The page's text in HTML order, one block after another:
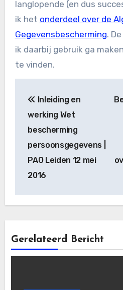
langlopende (en dus
ik het onderdeel over de
Gegevensbescherming.
ik daarbij gebruik ga
te vinden.
navigatie
Inleiding en
werking Wet
bescherming
persoonsgegevens |
PAO Leiden 12 mei
2016
Gerelateerd Bericht